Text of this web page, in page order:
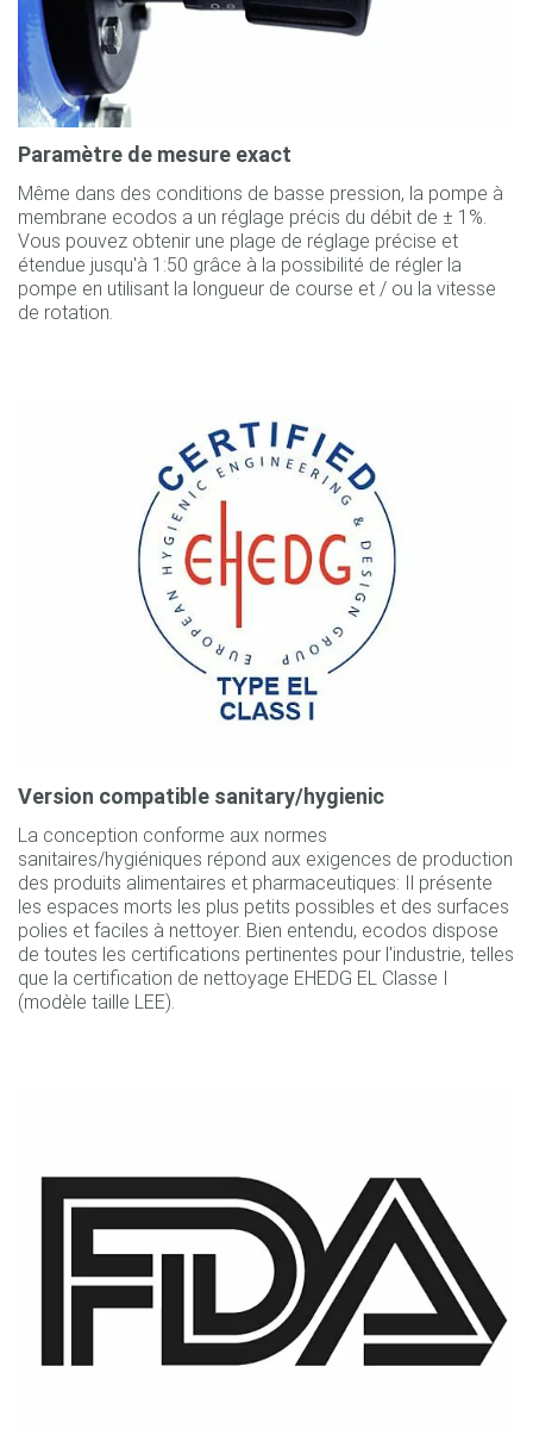
Paramètre de mesure exact
Même dans des conditions de basse pression, la pompe à
membrane ecodos a un réglage précis du débit de ± 1%.
Vous pouvez obtenir une plage de réglage précise et
étendue jusqu'à 1:50 grâce à la possibilité de régler la
pompe en utilisant la longueur de course et / ou la vitesse
de rotation.
Version compatible sanitary/hygienic
La conception conforme aux normes
sanitaires/hygiéniques répond aux exigences de production
des produits alimentaires et pharmaceutiques: Il présente
les espaces morts les plus petits possibles et des surfaces
polies et faciles à nettoyer. Bien entendu, ecodos dispose
de toutes les certifications pertinentes pour l'industrie, telles
que la certification de nettoyage EHEDG EL Classe I
(modèle taille LEE).